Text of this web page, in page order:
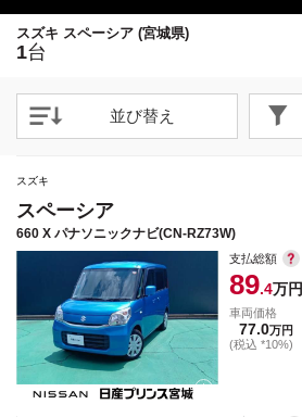
スズキ スペーシア (宮城県)
1台
並び替え
スズキ
スペーシア
660 X パナソニックナビ(CN-RZ73W)
支払総額
89.4万円
車両価格
77.0万円
(税込 *10%)